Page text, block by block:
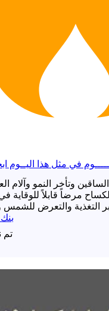
في مثل هذا اليــوم
وتأخر النمو وآلام
مرضاً قابلاً للوقاية
تم